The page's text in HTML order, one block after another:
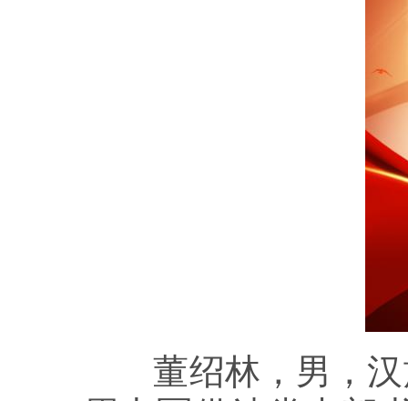
董绍林，男，汉